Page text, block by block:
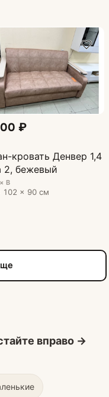
₽
кровать Денвер 1,4
2, бежевый
В
102 × 90 см